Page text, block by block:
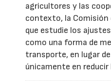
agricultores y las
contexto, la Comisión
que estudie los
como una forma de
transporte, en lugar
únicamente en reducir